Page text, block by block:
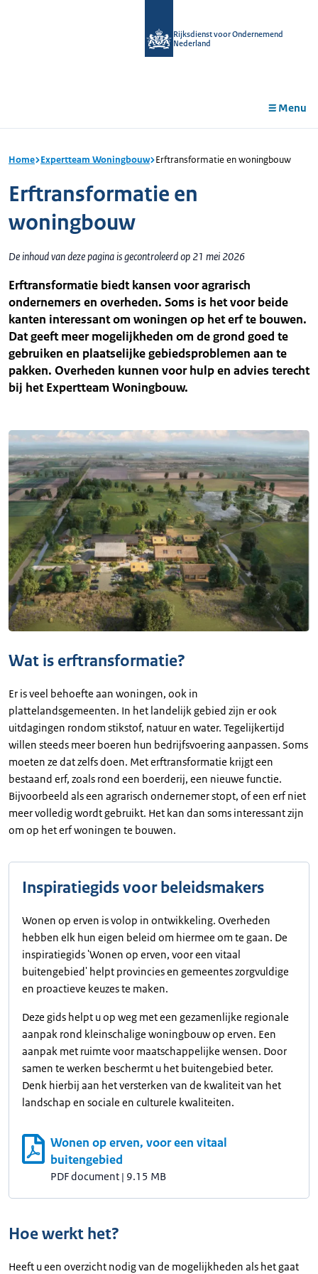
Rijksdienst voor Ondernemend
Nederland
Menu
Home Expertteam Woningbouw Erftransformatie en woningbouw
Erftransformatie en
woningbouw
De inhoud van deze pagina is gecontroleerd op 21 mei 2026
Erftransformatie biedt kansen voor agrarisch
ondernemers en overheden. Soms is het voor beide
kanten interessant om woningen op het erf te bouwen.
Dat geeft meer mogelijkheden om de grond goed te
gebruiken en plaatselijke gebiedsproblemen aan te
pakken. Overheden kunnen voor hulp en advies terecht
bij het Expertteam Woningbouw.
Wat is erftransformatie?
Er is veel behoefte aan woningen, ook in
plattelandsgemeenten. In het landelijk gebied zijn er ook
uitdagingen rondom stikstof, natuur en water. Tegelijkertijd
willen steeds meer boeren hun bedrijfsvoering aanpassen. Soms
moeten ze dat zelfs doen. Met erftransformatie krijgt een
bestaand erf, zoals rond een boerderij, een nieuwe functie.
Bijvoorbeeld als een agrarisch ondernemer stopt, of een erf niet
meer volledig wordt gebruikt. Het kan dan soms interessant zijn
om op het erf woningen te bouwen.
Inspiratiegids voor beleidsmakers
Wonen op erven is volop in ontwikkeling. Overheden
hebben elk hun eigen beleid om hiermee om te gaan. De
inspiratiegids 'Wonen op erven, voor een vitaal
buitengebied' helpt provincies en gemeentes zorgvuldige
en proactieve keuzes te maken.
Deze gids helpt u op weg met een gezamenlijke regionale
aanpak rond kleinschalige woningbouw op erven. Een
aanpak met ruimte voor maatschappelijke wensen. Door
samen te werken beschermt u het buitengebied beter.
Denk hierbij aan het versterken van de kwaliteit van het
landschap en sociale en culturele kwaliteiten.
Wonen op erven, voor een vitaal
buitengebied
PDF document | 9.15 MB
Hoe werkt het?
Heeft u een overzicht nodig van de mogelijkheden als het gaat